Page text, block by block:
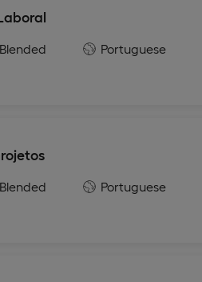
Blended Portuguese
Blended Portuguese